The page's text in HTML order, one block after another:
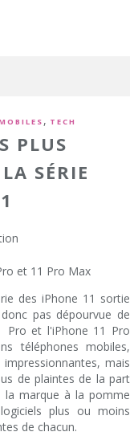
, TECH
PLUS
SÉRIE
des iPhone 11 sortie
pas dépourvue de
Pro et l'iPhone 11 Pro
téléphones mobiles,
mais
de plaintes de la part
la marque à la pomme
plus ou moins
de chacun.